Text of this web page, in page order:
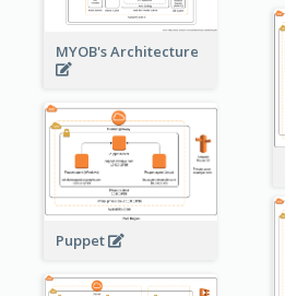
MYOB's Architecture
Puppet